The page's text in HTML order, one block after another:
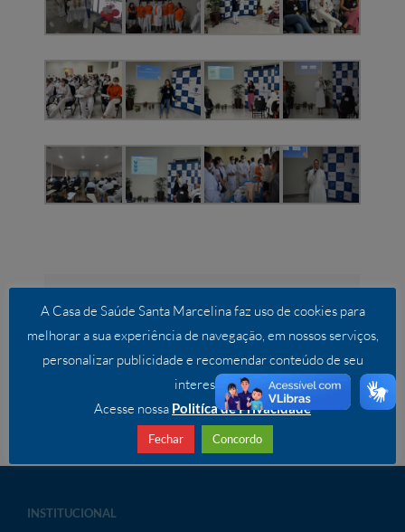
Compartilhe este conteúdo!
FacebookTwitter LinkedInWhatsApp
E-
INSTITUCIONAL
A Casa de Saúde Santa Marcelina faz uso de cookies para
melhorar a sua experiência de navegação, em nossos serviços,
personalizar publicidade e recomendar conteúdo de seu
interesse.
Acesse nossa Politíca de Privacidade
Fechar Concordo